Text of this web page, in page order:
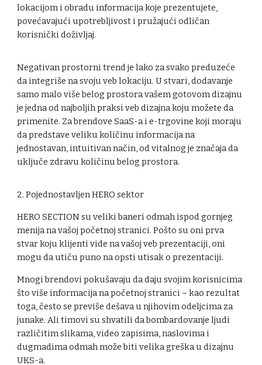
lokacijom i obradu informacija koje prezentujete,
povećavajući upotrebljivost i pružajući odličan
korisnički doživljaj.
Negativan prostorni trend je lako za svako preduzeće
da integriše na svoju veb lokaciju. U stvari, dodavanje
samo malo više belog prostora vašem gotovom dizajnu
je jedna od najboljih praksi veb dizajna koju možete da
primenite. Za brendove SaaS-a i e-trgovine koji moraju
da predstave veliku količinu informacija na
jednostavan, intuitivan način, od vitalnog je značaja da
uključe zdravu količinu belog prostora.
2. Pojednostavljen HERO sektor
HERO SECTION su veliki baneri odmah ispod gornjeg
menija na vašoj početnoj stranici. Pošto su oni prva
stvar koju klijenti vide na vašoj veb prezentaciji, oni
mogu da utiču puno na opsti utisak o prezentaciji.
Mnogi brendovi pokušavaju da daju svojim korisnicima
što više informacija na početnoj stranici – kao rezultat
toga, često se previše dešava u njihovim odeljcima za
junake. Ali timovi su shvatili da bombardovanje ljudi
različitim slikama, video zapisima, naslovima i
dugmadima odmah može biti velika greška u dizajnu
UKS-a.